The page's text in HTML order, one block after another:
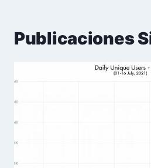
Publicaciones